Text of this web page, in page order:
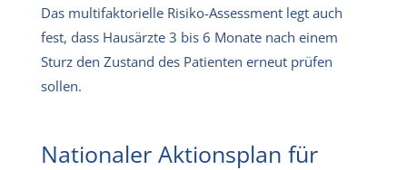
Das multifaktorielle Risiko-Assessment legt auch
fest, dass Hausärzte 3 bis 6 Monate nach einem
Sturz den Zustand des Patienten erneut prüfen
sollen.
Nationaler Aktionsplan für